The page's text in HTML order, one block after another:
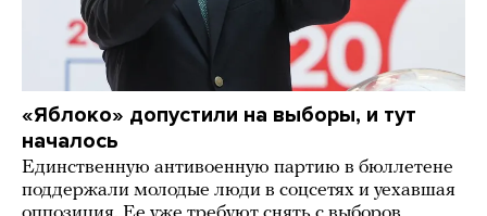
«Яблоко» допустили на выборы, и тут
началось
Единственную антивоенную партию в бюллетене
поддержали молодые люди в соцсетях и уехавшая